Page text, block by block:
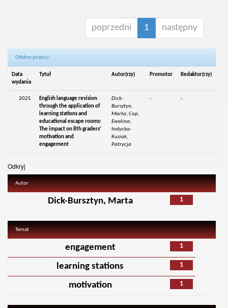
poprzedni 1 następny
Odsłon pozycji:
Data
wydania
Tytuł Autor(rzy) Promotor Redaktor(rzy)
2025
English language revision
through the application of
learning stations and
educational escape rooms:
The impact on 8th graders’
motivation and
engagement
Dick-
Bursztyn,
Marta; Cop,
Ewelina;
Indycka-
Kusiak,
Patrycja
- -
Odkryj
Autor
1
Dick-Bursztyn, Marta
Temat
1
engagement
1
learning stations
1
motivation